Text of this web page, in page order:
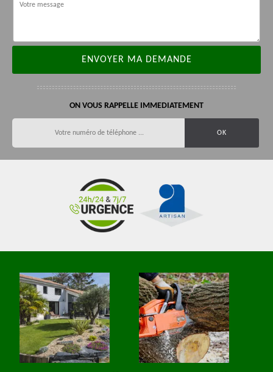
ON VOUS RAPPELLE IMMEDIATEMENT